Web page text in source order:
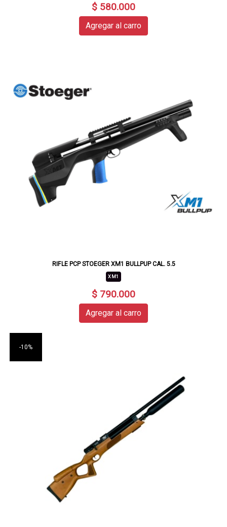
$ 580.000
Agregar al carro
RIFLE PCP STOEGER XM1 BULLPUP CAL. 5.5
XM1
$ 790.000
Agregar al carro
-10%